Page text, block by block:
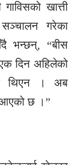
खात्ती
गरेका
भन्छन्, “बीस
दिन अहिलेको
थिएन । अब
छ ।”